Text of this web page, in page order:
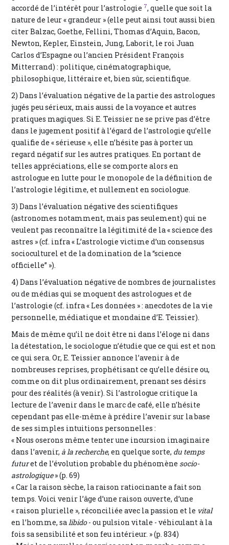
accordé de l’intérêt pour l’astrologie 7, quelle que soit la
nature de leur « grandeur » (elle peut ainsi tout aussi bien
citer Balzac, Goethe, Fellini, Thomas d’Aquin, Bacon,
Newton, Kepler, Einstein, Jung, Laborit, le roi Juan
Carlos d’Espagne ou l’ancien Président François
Mitterrand) : politique, cinématographique,
philosophique, littéraire et, bien sûr, scientifique.
2) Dans l’évaluation négative de la partie des astrologues
jugés peu sérieux, mais aussi de la voyance et autres
pratiques magiques. Si E. Teissier ne se prive pas d’être
dans le jugement positif à l’égard de l’astrologie qu’elle
qualifie de « sérieuse », elle n’hésite pas à porter un
regard négatif sur les autres pratiques. En portant de
telles appréciations, elle se comporte alors en
astrologue en lutte pour le monopole de la définition de
l’astrologie légitime, et nullement en sociologue.
3) Dans l’évaluation négative des scientifiques
(astronomes notamment, mais pas seulement) qui ne
veulent pas reconnaître la légitimité de la « science des
astres » (cf. infra « L’astrologie victime d’un consensus
socioculturel et de la domination de la “science
officielle” »).
4) Dans l’évaluation négative de nombres de journalistes
ou de médias qui se moquent des astrologues et de
l’astrologie (cf. infra « Les données » : anecdotes de la vie
personnelle, médiatique et mondaine d’E. Teissier).
Mais de même qu’il ne doit être ni dans l’éloge ni dans
la détestation, le sociologue n’étudie que ce qui est et non
ce qui sera. Or, E. Teissier annonce l’avenir à de
nombreuses reprises, prophétisant ce qu’elle désire ou,
comme on dit plus ordinairement, prenant ses désirs
pour des réalités (à venir). Si l’astrologue critique la
lecture de l’avenir dans le marc de café, elle n’hésite
cependant pas elle-même à prédire l’avenir sur la base
de ses simples intuitions personnelles :
« Nous oserons même tenter une incursion imaginaire
dans l’avenir, à la recherche, en quelque sorte, du temps
futuret de l’évolution probable du phénomène socio-
astrologique» (p. 69)
« Car la raison sèche, la raison ratiocinante a fait son
temps. Voici venir l’âge d’une raison ouverte, d’une
« raison plurielle », réconciliée avec la passion et le vital
en l’homme, sa libido- ou pulsion vitale - véhiculant à la
fois sa sensibilité et son feu intérieur. » (p. 834)